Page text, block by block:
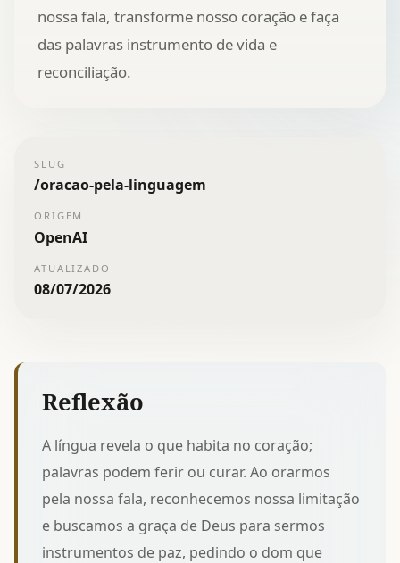
nossa fala, transforme nosso coração e faça
das palavras instrumento de vida e
reconciliação.
SLUG
/oracao-pela-linguagem
ORIGEM
OpenAI
ATUALIZADO
08/07/2026
Reflexão
A língua revela o que habita no coração;
palavras podem ferir ou curar. Ao orarmos
pela nossa fala, reconhecemos nossa limitação
e buscamos a graça de Deus para sermos
instrumentos de paz, pedindo o dom que